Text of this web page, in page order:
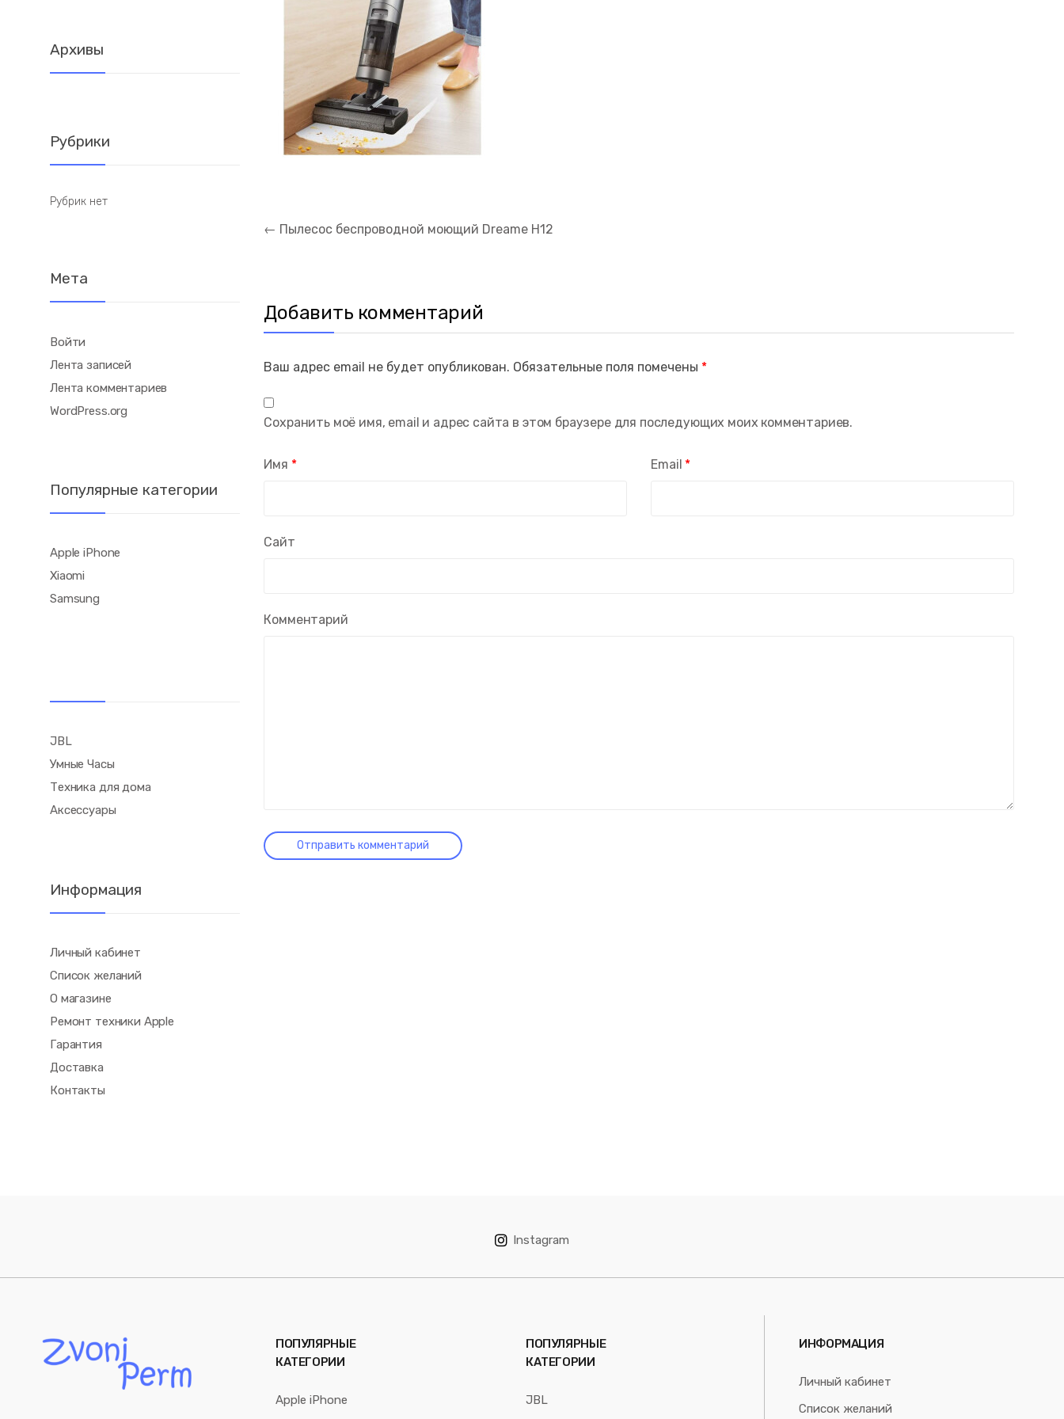
Навигация
← Пылесос беспроводной моющий Dreame H12
Добавить комментарий
Ваш адрес email не будет опубликован. Обязательные поля помечены *
Комментарий
Имя * Email *
Сайт
Сохранить моё имя, email и адрес сайта в этом браузере для последующих моих комментариев.
Архивы
Рубрики
Рубрик нет
Мета
Войти
Лента записей
Лента комментариев
WordPress.org
Популярные категории
Apple iPhone
Xiaomi
Samsung
JBL
Умные Часы
Техника для дома
Аксессуары
Информация
Личный кабинет
Список желаний
О магазине
Ремонт техники Apple
Гарантия
Доставка
Контакты
Instagram
ПОПУЛЯРНЫЕ
КАТЕГОРИИ
Apple iPhone
ПОПУЛЯРНЫЕ
КАТЕГОРИИ
JBL
ИНФОРМАЦИЯ
Личный кабинет
Список желаний